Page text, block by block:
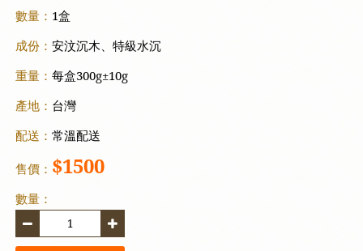
數量： 1盒
成份：安汶沉木、特級水沉
重量：每盒300g±10g
產地： 台灣
配送：常溫配送
售價： $1500
數量：